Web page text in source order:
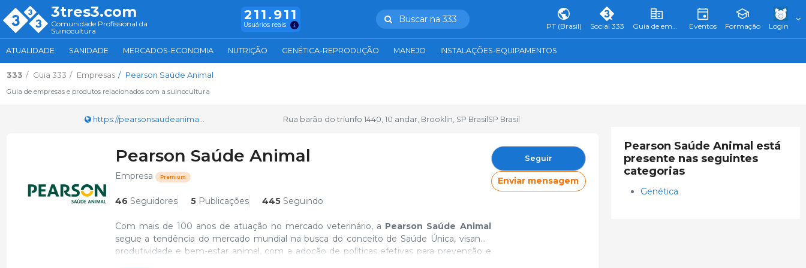
3tres3.com
Comunidade Profissional da
Suinocultura
211.911
Usuários reais
Buscar na 333
PT (Brasil) Social 333 Guia de empresas Eventos Formação Login
ATUALIDADE SANIDADE MERCADOS-ECONOMIA NUTRIÇÃO GENÉTICA-REPRODUÇÃO MANEJO INSTALAÇÕES-EQUIPAMENTOS
333 Guia 333 Empresas Pearson Saúde Animal
Guia de empresas e produtos relacionados com a suinocultura
https://pearsonsaudeanimal.com/ Rua barão do triunfo 1440, 10 andar, Brooklin, SP BrasilSP Brasil
Pearson Saúde Animal
Empresa Premium
46 Seguidores 5Publicações 445Seguindo
Com mais de 100 anos de atuação no mercado veterinário, a Pearson Saúde Animal
segue a tendência do mercado mundial na busca do conceito de Saúde Única, visando
produtividade e bem-estar animal, com a adoção de políticas efetivas para prevenção e
Seguir
Enviar mensagem
Pearson Saúde Animal está
presente nas seguintes
categorias
Genética